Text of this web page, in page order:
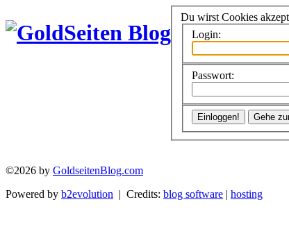
Du wirst Cookies
Login:
Passwort:
©2026 by GoldseitenBlog.com
Powered by b2evolution | Credits: blog software | hosting